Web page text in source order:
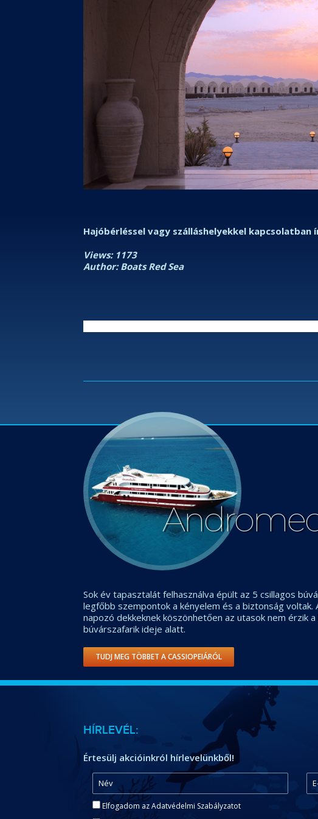
Hajóbérléssel vagy szálláshelyekkel kapcsolatban
Views: 1173
Author: Boats Red Sea
Sok év tapasztalát felhasználva épült az 5 csillagos
legfőbb szempontok a kényelem és a biztonság voltak.
napozó dekkeknek köszönhetően az utasok nem érzik
búvárszafarik ideje alatt.
TUDJ MEG TÖBBET A CASSIOPEIÁRÓL
HÍRLEVÉL:
Értesülj akcióinkról hírlevelünkből!
Elfogadom az Adatvédelmi Szabályzatot